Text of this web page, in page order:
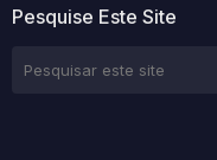
Pesquise Este Site